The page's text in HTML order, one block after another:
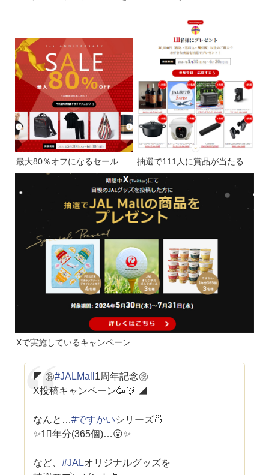
最大80％オフになるセール 抽選で111人に賞品が当たる
Xで実施しているキャンペーン
◤ ㊗️#JALMall 1周年記念㊗️
X投稿キャンペーン🥳🎊 ◢
なんと…#ですかいシリーズ🍜
✨1⃣年分(365個)…😮✨
など、#JALオリジナルグッズを